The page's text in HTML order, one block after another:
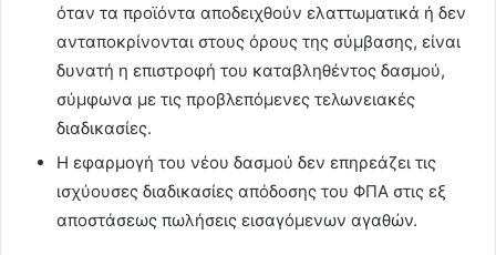
όταν τα προϊόντα αποδειχθούν ελαττωματικά ή δεν
ανταποκρίνονται στους όρους της σύμβασης, είναι
δυνατή η επιστροφή του καταβληθέντος δασμού,
σύμφωνα με τις προβλεπόμενες τελωνειακές
διαδικασίες.
Η εφαρμογή του νέου δασμού δεν επηρεάζει τις
ισχύουσες διαδικασίες απόδοσης του ΦΠΑ στις εξ
αποστάσεως πωλήσεις εισαγόμενων αγαθών.